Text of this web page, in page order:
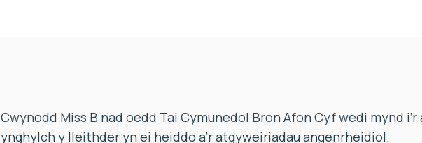
Cwynodd Miss B nad oedd Tai Cymunedol Bron Afon Cyf wedi mynd i’r
ynghylch y lleithder yn ei heiddo a’r atgyweiriadau angenrheidiol.